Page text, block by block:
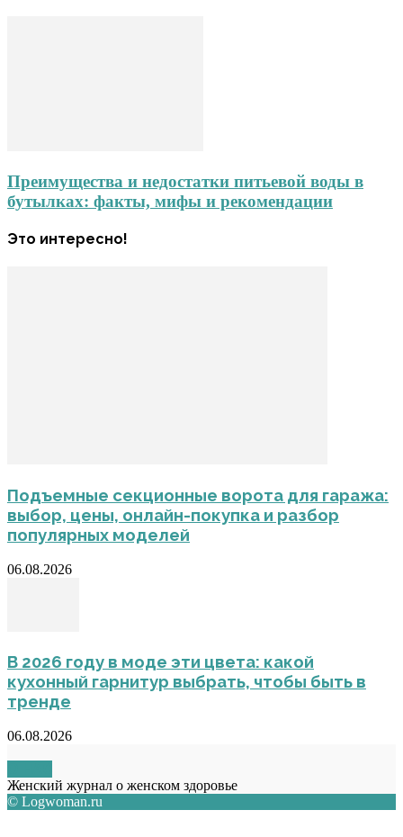
Преимущества и недостатки питьевой воды в
бутылках: факты, мифы и рекомендации
Это интересно!
Подъемные секционные ворота для гаража:
выбор, цены, онлайн-покупка и разбор
популярных моделей
06.08.2026
В 2026 году в моде эти цвета: какой
кухонный гарнитур выбрать, чтобы быть в
тренде
06.08.2026
Женский журнал о женском здоровье
© Logwoman.ru